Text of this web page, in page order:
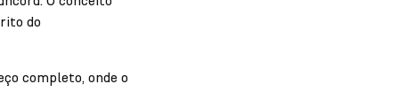
do
completo, onde o